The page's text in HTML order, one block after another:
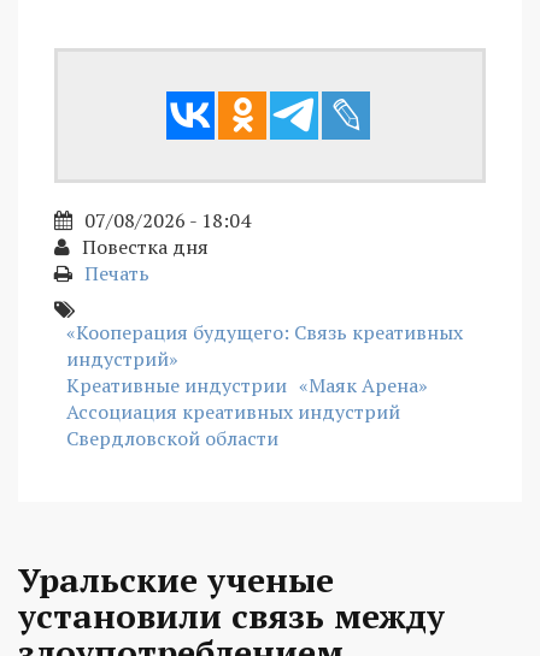
07/08/2026 - 18:04
Повестка дня
Печать
«Кооперация будущего: Связь креативных
индустрий»
Креативные индустрии «Маяк Арена»
Ассоциация креативных индустрий
Свердловской области
Уральские ученые
установили связь между